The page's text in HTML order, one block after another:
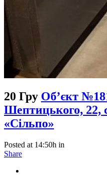
20 Гру Об’єкт
Шептицького, 22,
«Сільпо»
Posted at 14:50h in
Share